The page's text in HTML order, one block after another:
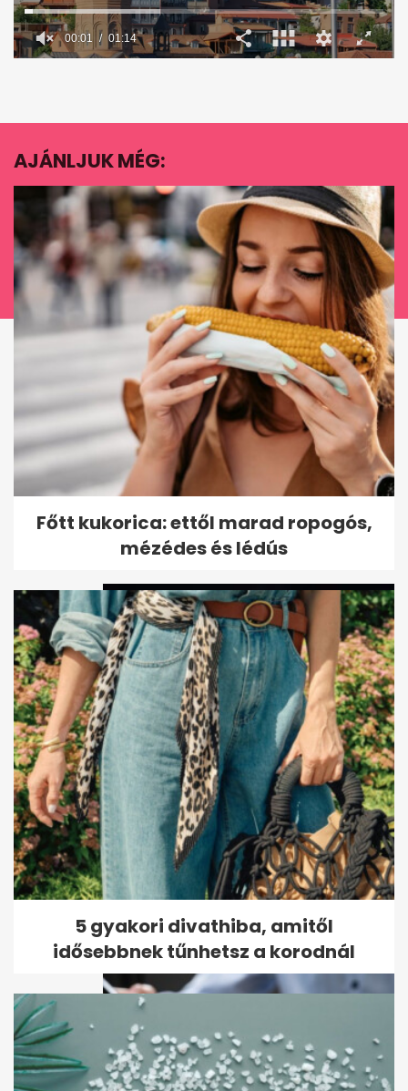
minute,
seconds
00:02 01:14
EZ IS ÉRDEKELHET
5 ikonikus filmjelenet, amit
utólag megbántak a színészek
Brandon Clarke halálának
okát nyilvánosságra hozta a
halottkém
AJÁNLJUK MÉG:
Főtt kukorica: ettől marad ropogós,
mézédes és lédús
5 gyakori divathiba, amitől
idősebbnek tűnhetsz a korodnál